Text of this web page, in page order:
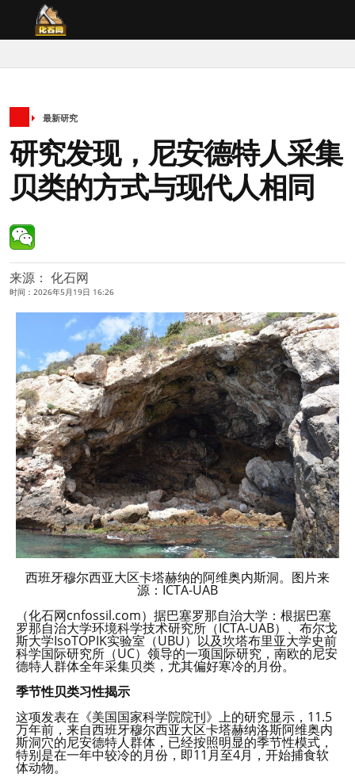
最新研究
研究发现，尼安德特人采集
贝类的方式与现代人相同
来源： 化石网
时间：2026年5月19日 16:26
西班牙穆尔西亚大区卡塔赫纳的阿维奥内斯洞。图片来
源：ICTA-UAB
（化石网cnfossil.com）据巴塞罗那自治大学：根据巴塞
罗那自治大学环境科学技术研究所（ICTA-UAB）、布尔戈
斯大学IsoTOPIK实验室（UBU）以及坎塔布里亚大学史前
科学国际研究所（UC）领导的一项国际研究，南欧的尼安
德特人群体全年采集贝类，尤其偏好寒冷的月份。
季节性贝类习性揭示
这项发表在《美国国家科学院院刊》上的研究显示，11.5
万年前，来自西班牙穆尔西亚大区卡塔赫纳洛斯阿维奥内
斯洞穴的尼安德特人群体，已经按照明显的季节性模式，
特别是在一年中较冷的月份，即11月至4月，开始捕食软
体动物。